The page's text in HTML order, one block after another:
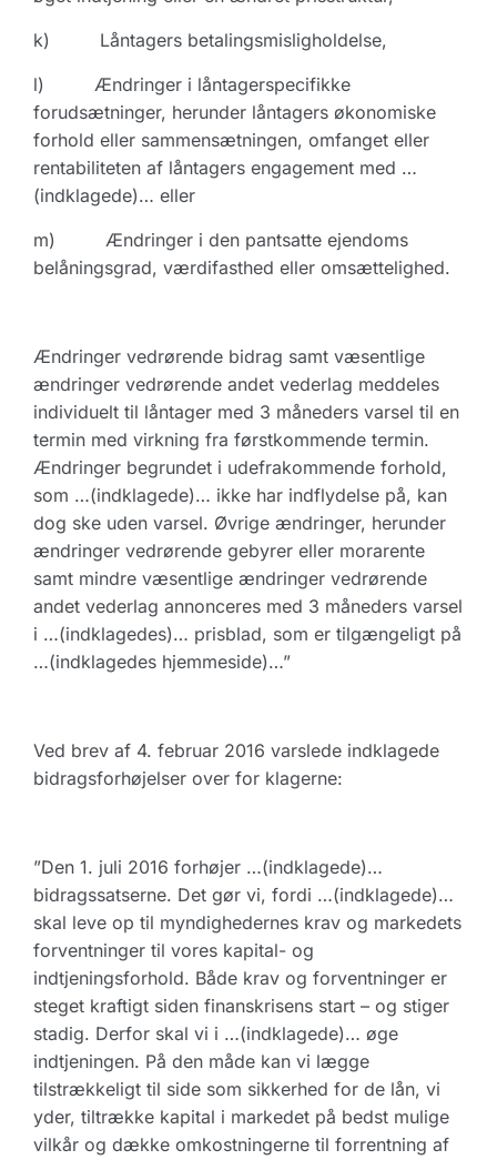
k) Låntagers betalingsmisligholdelse,
l) Ændringer i låntagerspecifikke
forudsætninger, herunder låntagers økonomiske
forhold eller sammensætningen, omfanget eller
rentabiliteten af låntagers engagement med …
(indklagede)… eller
m) Ændringer i den pantsatte ejendoms
belåningsgrad, værdifasthed eller omsættelighed.
Ændringer vedrørende bidrag samt væsentlige
ændringer vedrørende andet vederlag meddeles
individuelt til låntager med 3 måneders varsel til en
termin med virkning fra førstkommende termin.
Ændringer begrundet i udefrakommende forhold,
som …(indklagede)… ikke har indflydelse på, kan
dog ske uden varsel. Øvrige ændringer, herunder
ændringer vedrørende gebyrer eller morarente
samt mindre væsentlige ændringer vedrørende
andet vederlag annonceres med 3 måneders varsel
i …(indklagedes)… prisblad, som er tilgængeligt på
…(indklagedes hjemmeside)…”
Ved brev af 4. februar 2016 varslede indklagede
bidragsforhøjelser over for klagerne:
”Den 1. juli 2016 forhøjer …(indklagede)…
bidragssatserne. Det gør vi, fordi …(indklagede)…
skal leve op til myndighedernes krav og markedets
forventninger til vores kapital- og
indtjeningsforhold. Både krav og forventninger er
steget kraftigt siden finanskrisens start – og stiger
stadig. Derfor skal vi i …(indklagede)… øge
indtjeningen. På den måde kan vi lægge
tilstrækkeligt til side som sikkerhed for de lån, vi
yder, tiltrække kapital i markedet på bedst mulige
vilkår og dække omkostningerne til forrentning af